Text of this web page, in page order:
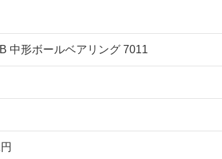
中形ボールベアリング 7011